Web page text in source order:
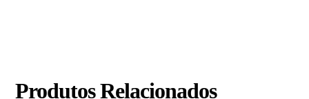
Produtos Relacionados